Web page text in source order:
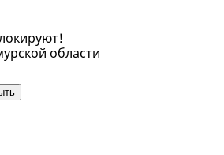
области